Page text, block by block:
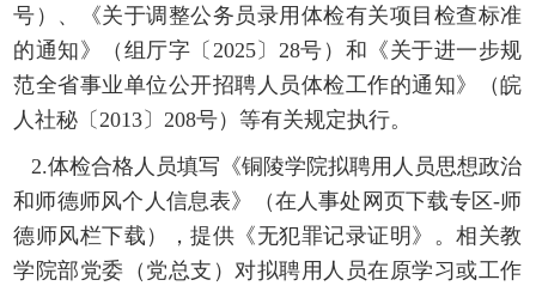
号）、《关于调整公务员录用体检有关项目检查标准
的通知》（组厅字〔2025〕28号）和《关于进一步规
范全省事业单位公开招聘人员体检工作的通知》（皖
人社秘〔2013〕208号）等有关规定执行。
2.体检合格人员填写《铜陵学院拟聘用人员思想政治
和师德师风个人信息表》（在人事处网页下载专区-师
德师风栏下载），提供《无犯罪记录证明》。相关教
学院部党委（党总支）对拟聘用人员在原学习或工作